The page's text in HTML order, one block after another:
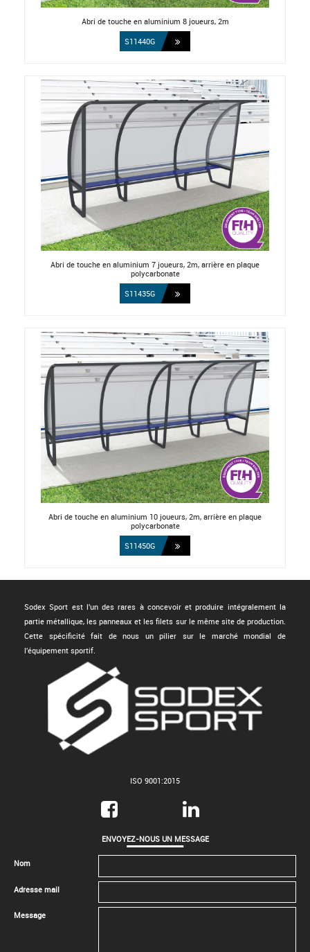
Abri de touche en aluminium 8 joueurs, 2m
S11440G
Abri de touche en aluminium 7 joueurs, 2m, arrière en plaque
polycarbonate
S11435G
Abri de touche en aluminium 10 joueurs, 2m, arrière en plaque
polycarbonate
S11450G
Sodex Sport est l'un des rares à concevoir et produire intégralement la
partie métallique, les panneaux et les filets sur le même site de production.
Cette spécificité fait de nous un pilier sur le marché mondial de
l'équipement sportif.
ISO 9001:2015
ENVOYEZ-NOUS UN MESSAGE
Nom
Adresse mail
Message